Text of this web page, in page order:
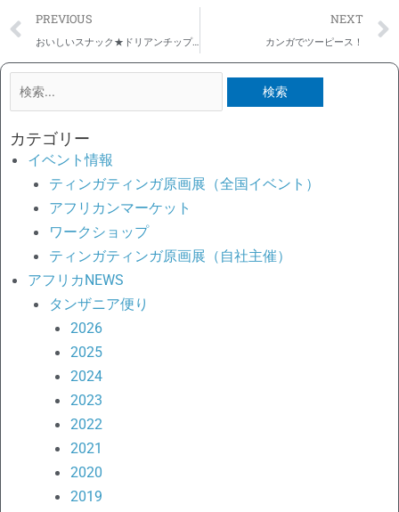
Prev
PREVIOUS
おいしいスナック★ドリアンチップス
NEXT
カンガでツーピース！
検
対
象:
カテゴリー
イベント情報
ティンガティンガ原画展（全国イベント）
アフリカンマーケット
ワークショップ
ティンガティンガ原画展（自社主催）
アフリカNEWS
タンザニア便り
2026
2025
2024
2023
2022
2021
2020
2019